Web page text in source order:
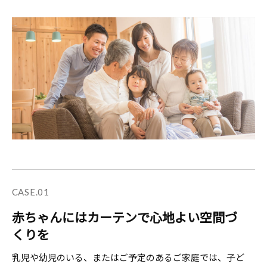
CASE.01
赤ちゃんにはカーテンで心地よい空間づ
くりを
乳児や幼児のいる、またはご予定のあるご家庭では、子ど